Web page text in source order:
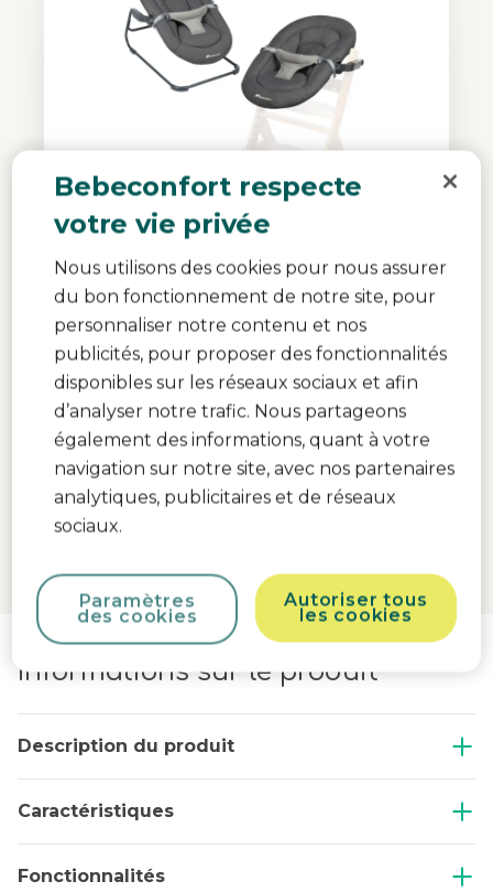
Bebeconfort respecte
votre vie privée
Nous utilisons des cookies pour nous assurer
du bon fonctionnement de notre site, pour
personnaliser notre contenu et nos
publicités, pour proposer des fonctionnalités
disponibles sur les réseaux sociaux et afin
d’analyser notre trafic. Nous partageons
également des informations, quant à votre
navigation sur notre site, avec nos partenaires
analytiques, publicitaires et de réseaux
sociaux.
Autoriser tous
les cookies
Paramètres
des cookies
Informations sur le produit
Description du produit
Caractéristiques
Fonctionnalités
Timba Baby
Couleur Tinted Graphite
59,99 €
69,99 €Prix de référence
Ajouter au panier